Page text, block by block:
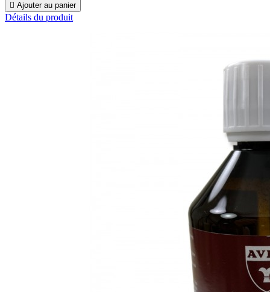
 Ajouter au panier
Détails du produit